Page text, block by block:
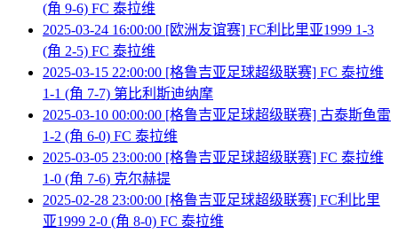
(角 9-6) FC 泰拉维
2025-03-24 16:00:00 [欧洲友谊赛] FC利比里亚1999 1-3
(角 2-5) FC 泰拉维
2025-03-15 22:00:00 [格鲁吉亚足球超级联赛] FC 泰拉维
1-1 (角 7-7) 第比利斯迪纳摩
2025-03-10 00:00:00 [格鲁吉亚足球超级联赛] 古泰斯鱼雷
1-2 (角 6-0) FC 泰拉维
2025-03-05 23:00:00 [格鲁吉亚足球超级联赛] FC 泰拉维
1-0 (角 7-6) 克尔赫提
2025-02-28 23:00:00 [格鲁吉亚足球超级联赛] FC利比里
亚1999 2-0 (角 8-0) FC 泰拉维